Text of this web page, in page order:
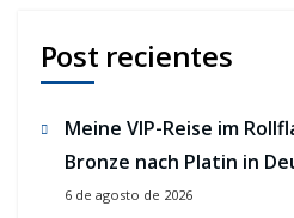
Post recientes
Meine VIP-Reise im
Bronze nach Platin in
6 de agosto de 2026